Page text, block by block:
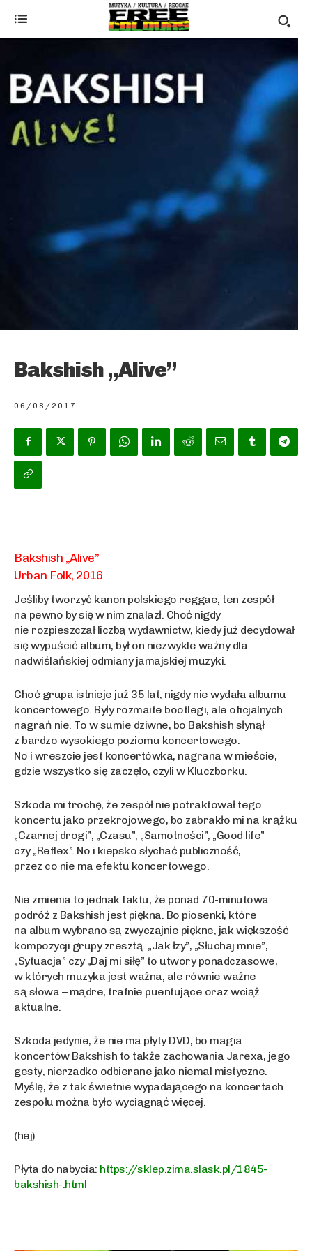
Bakshish „Alive”
06/08/2017
Bakshish „Alive”
Urban Folk, 2016
Jeśliby tworzyć kanon polskiego reggae, ten zespół
na pewno by się w nim znalazł. Choć nigdy
nie rozpieszczał liczbą wydawnictw, kiedy już decydował
się wypuścić album, był on niezwykle ważny dla
nadwiślańskiej odmiany jamajskiej muzyki.
Choć grupa istnieje już 35 lat, nigdy nie wydała albumu
koncertowego. Były rozmaite bootlegi, ale oficjalnych
nagrań nie. To w sumie dziwne, bo Bakshish słynął
z bardzo wysokiego poziomu koncertowego.
No i wreszcie jest koncertówka, nagrana w mieście,
gdzie wszystko się zaczęło, czyli w Kluczborku.
Szkoda mi trochę, że zespół nie potraktował tego
koncertu jako przekrojowego, bo zabrakło mi na krążku
„Czarnej drogi”, „Czasu”, „Samotności”, „Good life”
czy „Reflex”. No i kiepsko słychać publiczność,
przez co nie ma efektu koncertowego.
Nie zmienia to jednak faktu, że ponad 70-minutowa
podróż z Bakshish jest piękna. Bo piosenki, które
na album wybrano są zwyczajnie piękne, jak większość
kompozycji grupy zresztą. „Jak łzy”, „Słuchaj mnie”,
„Sytuacja” czy „Daj mi siłę” to utwory ponadczasowe,
w których muzyka jest ważna, ale równie ważne
są słowa – mądre, trafnie puentujące oraz wciąż
aktualne.
Szkoda jedynie, że nie ma płyty DVD, bo magia
koncertów Bakshish to także zachowania Jarexa, jego
gesty, nierzadko odbierane jako niemal mistyczne.
Myślę, że z tak świetnie wypadającego na koncertach
zespołu można było wyciągnąć więcej.
(hej)
Płyta do nabycia: https://sklep.zima.slask.pl/1845-
bakshish-.html